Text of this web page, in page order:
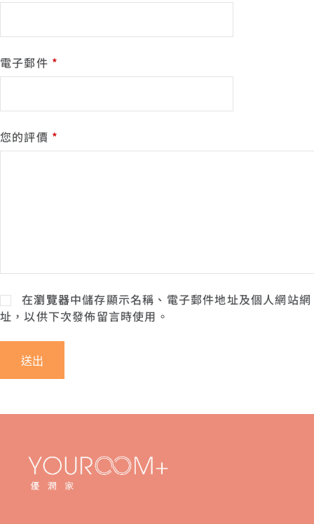
電子郵件 *
您的評價 *
在瀏覽器中儲存顯示名稱、電子郵件地址及個人網站網
址，以供下次發佈留言時使用。
送出
I
V
: